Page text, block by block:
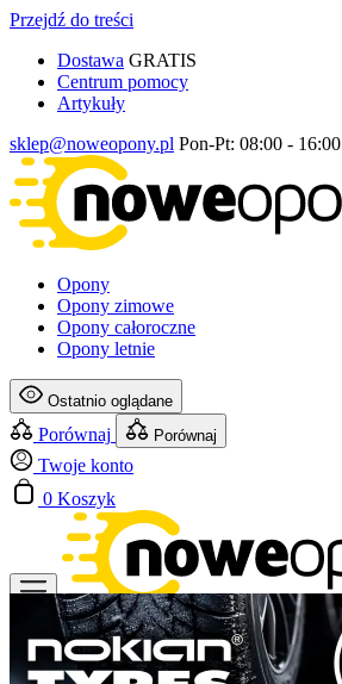
Przejdź do treści
Dostawa GRATIS
Centrum pomocy
Artykuły
sklep@noweopony.pl Pon-Pt: 08:00 - 16:00
Opony
Opony zimowe
Opony całoroczne
Opony letnie
Ostatnio oglądane
Porównaj Porównaj
Twoje konto
0 Koszyk